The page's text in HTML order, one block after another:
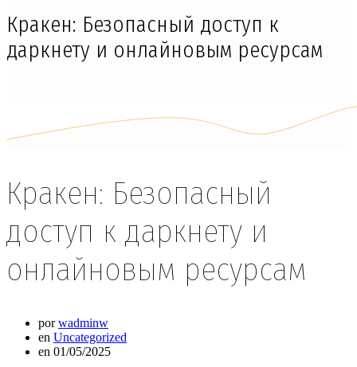
Кракен: Безопасный доступ к
даркнету и онлайновым ресурсам
Кракен: Безопасный
доступ к даркнету и
онлайновым ресурсам
porwadminw
en Uncategorized
en 01/05/2025